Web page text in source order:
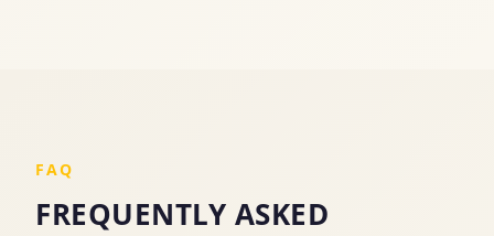
FAQ
FREQUENTLY ASKED